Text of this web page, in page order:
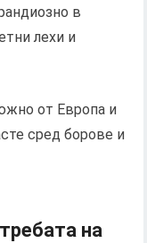
в
лехи и
от Европа и
сред борове и
на